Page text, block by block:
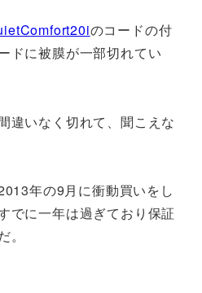
のコードの付
ドに被膜が一部切れてい
違いなく切れて、聞こえな
年の9月に衝動買いをし
でに一年は過ぎており保証